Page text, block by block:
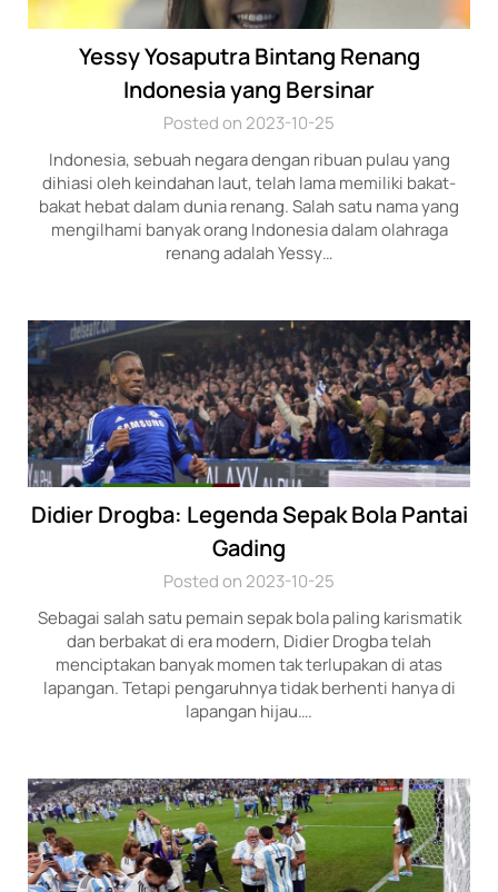
Yessy Yosaputra Bintang Renang
Indonesia yang Bersinar
Posted on 2023-10-25
Indonesia, sebuah negara dengan ribuan pulau yang
dihiasi oleh keindahan laut, telah lama memiliki bakat-
bakat hebat dalam dunia renang. Salah satu nama yang
mengilhami banyak orang Indonesia dalam olahraga
renang adalah Yessy…
Didier Drogba: Legenda Sepak Bola Pantai
Gading
Posted on 2023-10-25
Sebagai salah satu pemain sepak bola paling karismatik
dan berbakat di era modern, Didier Drogba telah
menciptakan banyak momen tak terlupakan di atas
lapangan. Tetapi pengaruhnya tidak berhenti hanya di
lapangan hijau….